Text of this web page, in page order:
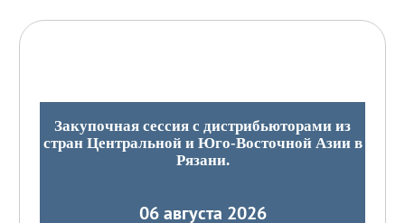
Закупочная сессия с дистрибьюторами из
стран Центральной и Юго-Восточной Азии в
Рязани.
06 августа 2026